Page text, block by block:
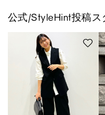
公式/StyleHint投稿ス